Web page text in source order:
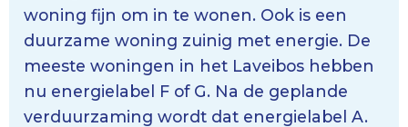
woning fijn om in te wonen. Ook is een
duurzame woning zuinig met energie. De
meeste woningen in het Laveibos hebben
nu energielabel F of G. Na de geplande
verduurzaming wordt dat energielabel A.